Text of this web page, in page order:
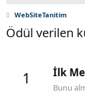
WebSiteTanitim
Ödül verilen
1 İlk
Bunu